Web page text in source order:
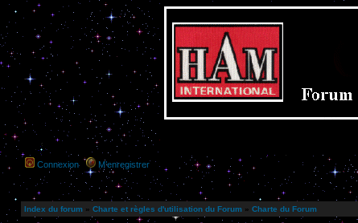
Connexion M’enregistrer
Index du forum » Charte et règles d'utilisation du Forum » Charte du Forum